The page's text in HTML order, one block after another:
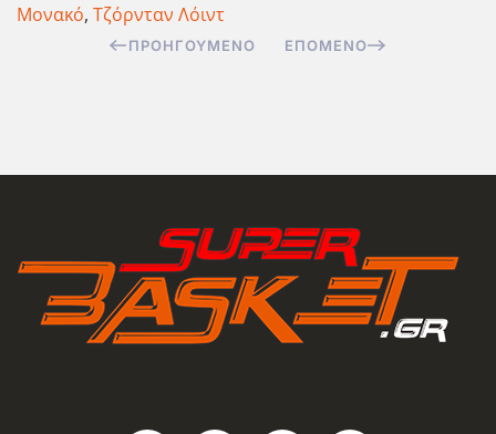
Μονακό, Τζόρνταν Λόιντ
ΠΡΟΗΓΟΎΜΕΝΟ ΕΠΌΜΕΝΟ